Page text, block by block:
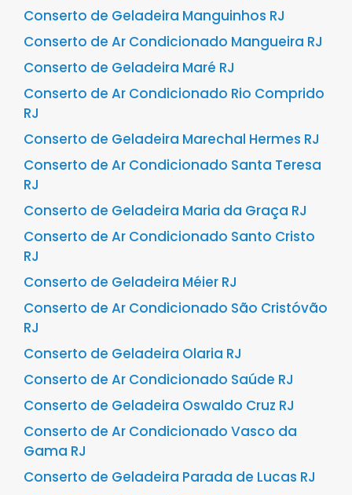
Conserto de Geladeira Manguinhos RJ
Conserto de Ar Condicionado Mangueira RJ
Conserto de Geladeira Maré RJ
Conserto de Ar Condicionado Rio Comprido
RJ
Conserto de Geladeira Marechal Hermes RJ
Conserto de Ar Condicionado Santa Teresa
RJ
Conserto de Geladeira Maria da Graça RJ
Conserto de Ar Condicionado Santo Cristo
RJ
Conserto de Geladeira Méier RJ
Conserto de Ar Condicionado São Cristóvão
RJ
Conserto de Geladeira Olaria RJ
Conserto de Ar Condicionado Saúde RJ
Conserto de Geladeira Oswaldo Cruz RJ
Conserto de Ar Condicionado Vasco da
Gama RJ
Conserto de Geladeira Parada de Lucas RJ